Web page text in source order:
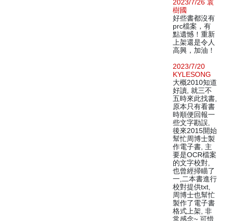
2023/7/26 袁
樹國
好些書都沒有
prc檔案，有
點遺憾！重新
上架還是令人
高興，加油！
2023/7/20
KYLESONG
大概2010知道
好讀, 就三不
五時來此找書,
原本只有看書
時順便回報一
些文字勘誤,
後來2015開始
幫忙周博士製
作電子書, 主
要是OCR檔案
的文字校對,
也曾經掃瞄了
一,二本書進行
校對提供txt,
周博士也幫忙
製作了電子書
格式上架, 非
常感念~ 可惜